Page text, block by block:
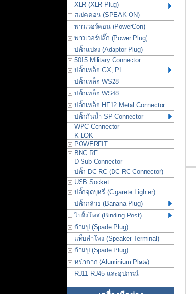
XLR (XLR Plug)
สเปคคอน (SPEAK-ON)
พาวเวอร์คอน (PowerCon)
พาวเวอร์ปลั๊ก (Power Plug)
ปลั๊กแปลง (Adaptor Plug)
5015 Military Connector
ปลั๊กเหล็ก GX, PL
ปลั๊กเหล็ก WS28
ปลั๊กเหล็ก WS48
ปลั๊กเหล็ก HF12 Metal Connector
ปลั๊กกันน้ำ SP Connector
WPC Connector
K-LOK
POWERFIT
BNC RF
D-Sub Connector
ปลั๊ก DC RC (DC RC Connector)
USB Socket
ปลั๊กจุดบุหรี่ (Cigarete Lighter)
ปลั๊กกล้วย (Banana Plug)
ไบดิ้งโพส (Binding Post)
ก้ามปู (Spade Plug)
แท็บลำโพง (Speaker Terminal)
ก้ามปู (Spade Plug)
หน้ากาก (Aluminium Plate)
RJ11 RJ45 และอุปกรณ์